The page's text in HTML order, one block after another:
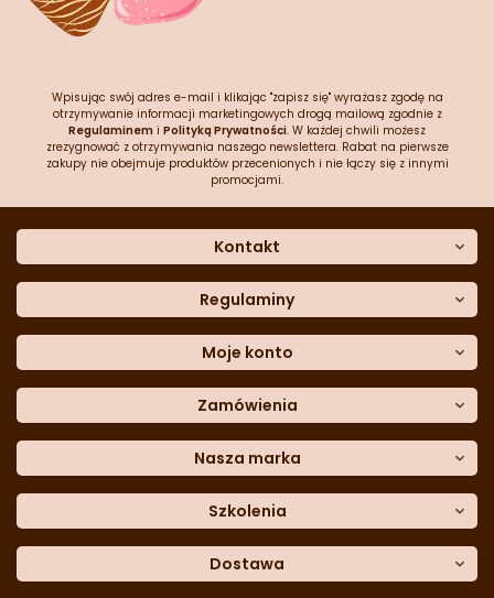
Wpisując swój adres e-mail i klikając "zapisz się" wyrażasz zgodę na
otrzymywanie informacji marketingowych drogą mailową zgodnie z
Regulaminem i Polityką Prywatności. W każdej chwili możesz
zrezygnować z otrzymywania naszego newslettera. Rabat na pierwsze
zakupy nie obejmuje produktów przecenionych i nie łączy się z innymi
promocjami.
Kontakt
Dane kontaktowe
Często zadawane pytania
Sklep stacjonarny
Formularz kontaktowy
Blog
telefon:601 767 272
Regulaminy
Polityka prywatności
Polityka cookies
Polityka reklamacji
Polityka zwrotów
Dostępność cyfrowa
Moje konto
Moje dane
Historia zamówień
Lista ulubionych
Moje rabaty
Zamówienia
Metody płatności
Dane do przelewu
Formularzreklamacji
Formularzzwrotu
Nasza marka
Trio Gelato
CDN
Szkolenia
Academy of Baker Arts
Dostawa